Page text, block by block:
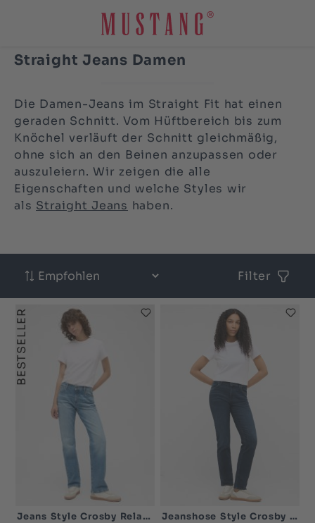
Zum Hauptinhalt springen
Straight Jeans Damen
Die Damen-Jeans im Straight Fit hat einen
geraden Schnitt. Vom Hüftbereich bis zum
Knöchel verläuft der Schnitt gleichmäßig,
ohne sich an den Beinen anzupassen oder
auszuleiern. Wir zeigen die alle
Eigenschaften und welche Styles wir
als Straight Jeans haben.
Filter
BESTSELLER
Jeans Style Crosby Relaxed Straight
Jeanshose Style Crosby Relaxed Straight